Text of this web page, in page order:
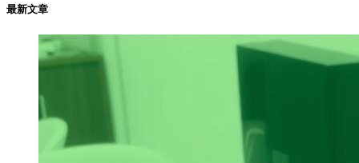
最新文章